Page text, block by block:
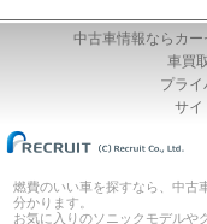
中古車情報ならカー
車買
プラ
サイ
燃費のいい車を探すなら、中古
分かります。
お気に入りのソニックモデルや